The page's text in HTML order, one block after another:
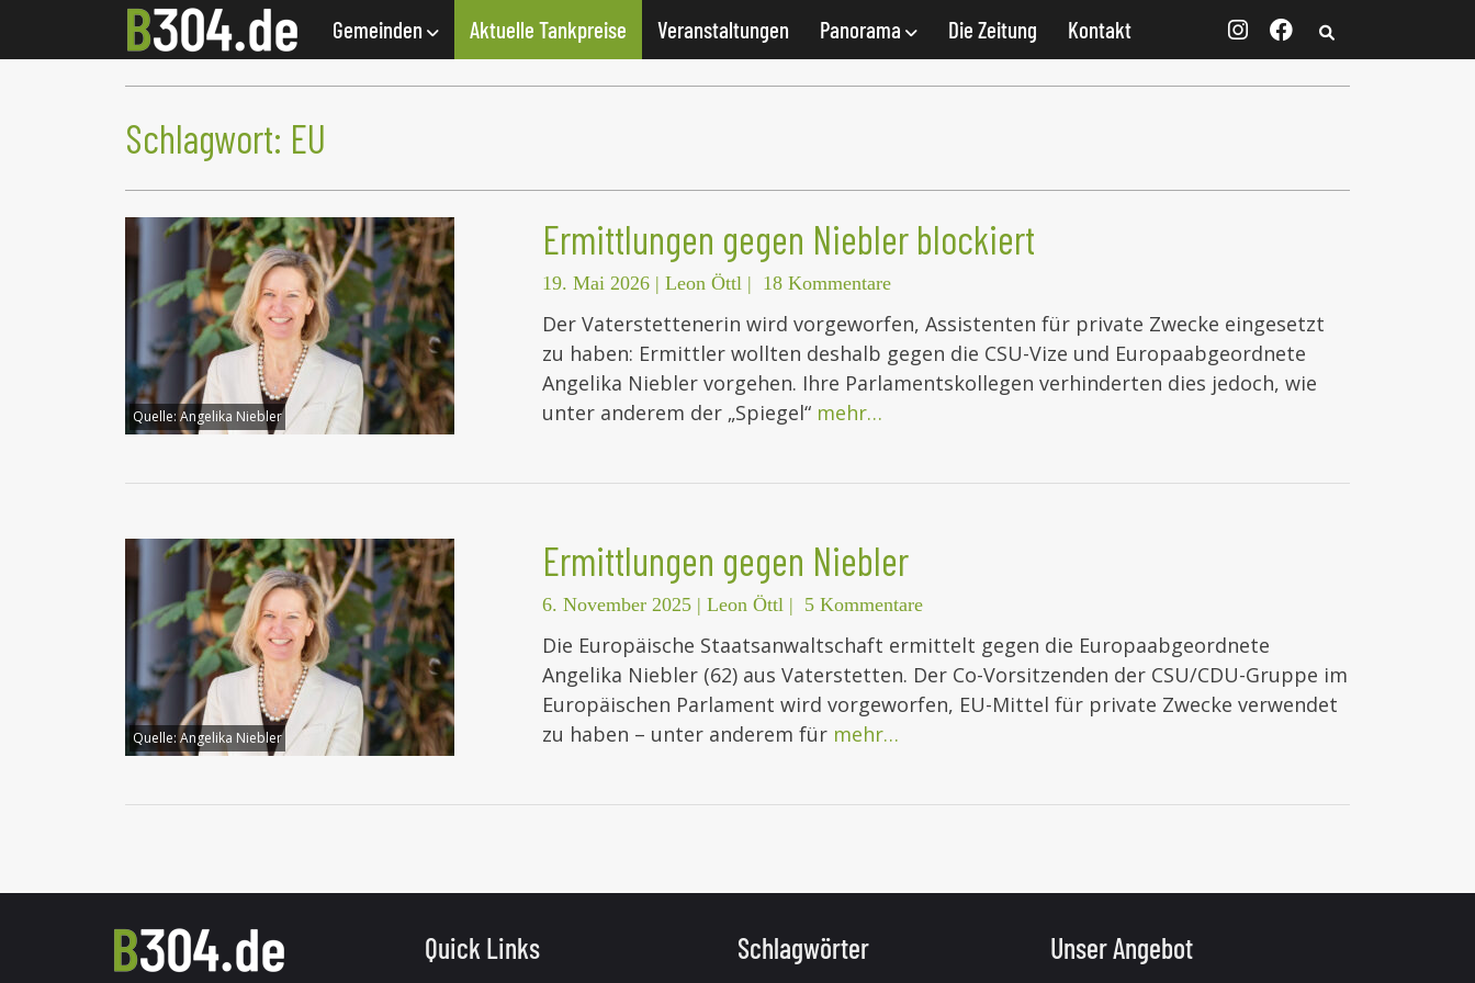
Gemeinden Aktuelle Tankpreise Veranstaltungen Panorama Die Zeitung Kontakt
Schlagwort: EU
Quelle: Angelika Niebler
Ermittlungen gegen Niebler blockiert
19. Mai 2026 | Leon Öttl | 18 Kommentare
Der Vaterstettenerin wird vorgeworfen, Assistenten für private Zwecke eingesetzt
zu haben: Ermittler wollten deshalb gegen die CSU-Vize und Europaabgeordnete
Angelika Niebler vorgehen. Ihre Parlamentskollegen verhinderten dies jedoch, wie
unter anderem der „Spiegel“ mehr…
Quelle: Angelika Niebler
Ermittlungen gegen Niebler
6. November 2025 | Leon Öttl | 5 Kommentare
Die Europäische Staatsanwaltschaft ermittelt gegen die Europaabgeordnete
Angelika Niebler (62) aus Vaterstetten. Der Co-Vorsitzenden der CSU/CDU-Gruppe im
Europäischen Parlament wird vorgeworfen, EU-Mittel für private Zwecke verwendet
zu haben – unter anderem für mehr…
Quick Links Schlagwörter Unser Angebot